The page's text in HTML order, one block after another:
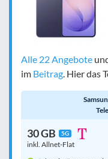
Alle 22 Angebote
im Beitrag . Hier das
30 GB 5G
inkl. Allnet-Flat